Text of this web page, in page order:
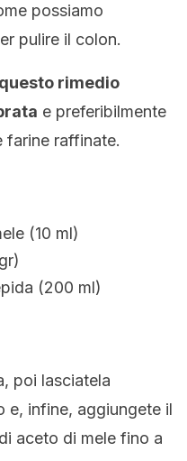
possiamo
pulire il colon.
rimedio
e preferibilmente
farine raffinate.
(10 ml)
(200 ml)
poi lasciatela
e, infine, aggiungete il
aceto di mele fino a